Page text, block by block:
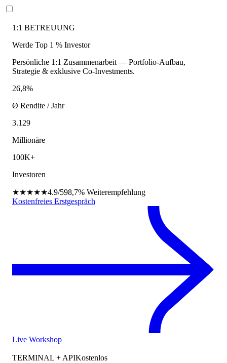
1:1 BETREUUNG
Werde Top 1 % Investor
Persönliche 1:1 Zusammenarbeit — Portfolio-Aufbau,
Strategie & exklusive Co-Investments.
26,8%
Ø Rendite / Jahr
3.129
Millionäre
100K+
Investoren
★★★★★4.9/598,7% Weiterempfehlung
Kostenfreies Erstgespräch
Live Workshop
TERMINAL + APIKostenlos